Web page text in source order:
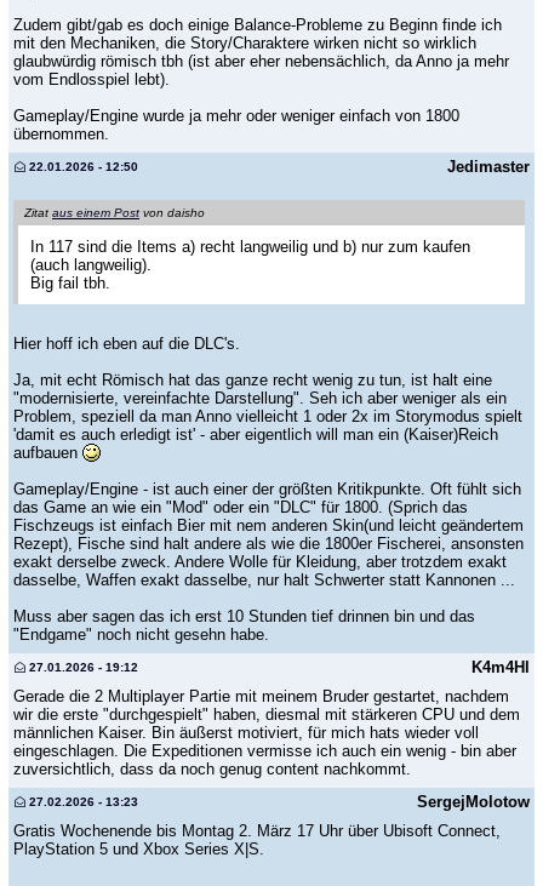
Zudem gibt/gab es doch einige Balance-Probleme zu Beginn finde ich
mit den Mechaniken, die Story/Charaktere wirken nicht so wirklich
glaubwürdig römisch tbh (ist aber eher nebensächlich, da Anno ja mehr
vom Endlosspiel lebt).
Gameplay/Engine wurde ja mehr oder weniger einfach von 1800
übernommen.
Jedimaster
22.01.2026 - 12:50
Zitat aus einem Post von daisho
In 117 sind die Items a) recht langweilig und b) nur zum kaufen
(auch langweilig).
Big fail tbh.
Hier hoff ich eben auf die DLC's.
Ja, mit echt Römisch hat das ganze recht wenig zu tun, ist halt eine
"modernisierte, vereinfachte Darstellung". Seh ich aber weniger als ein
Problem, speziell da man Anno vielleicht 1 oder 2x im Storymodus spielt
'damit es auch erledigt ist' - aber eigentlich will man ein (Kaiser)Reich
aufbauen
Gameplay/Engine - ist auch einer der größten Kritikpunkte. Oft fühlt sich
das Game an wie ein "Mod" oder ein "DLC" für 1800. (Sprich das
Fischzeugs ist einfach Bier mit nem anderen Skin(und leicht geändertem
Rezept), Fische sind halt andere als wie die 1800er Fischerei, ansonsten
exakt derselbe zweck. Andere Wolle für Kleidung, aber trotzdem exakt
dasselbe, Waffen exakt dasselbe, nur halt Schwerter statt Kannonen ...
Muss aber sagen das ich erst 10 Stunden tief drinnen bin und das
"Endgame" noch nicht gesehn habe.
K4m4Hl
27.01.2026 - 19:12
Gerade die 2 Multiplayer Partie mit meinem Bruder gestartet, nachdem
wir die erste "durchgespielt" haben, diesmal mit stärkeren CPU und dem
männlichen Kaiser. Bin äußerst motiviert, für mich hats wieder voll
eingeschlagen. Die Expeditionen vermisse ich auch ein wenig - bin aber
zuversichtlich, dass da noch genug content nachkommt.
SergejMolotow
27.02.2026 - 13:23
Gratis Wochenende bis Montag 2. März 17 Uhr über Ubisoft Connect,
PlayStation 5 und Xbox Series X|S.